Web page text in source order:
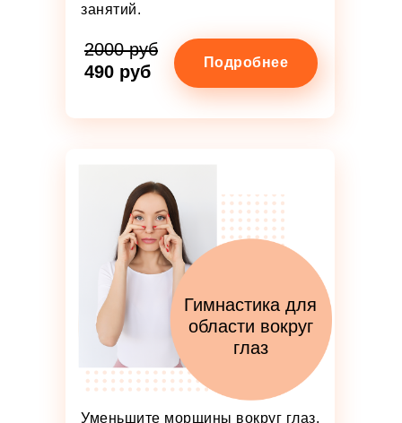
занятий.
Подробнее
Гимнастика для
области вокруг
глаз
Уменьшите морщины вокруг глаз,
2000 руб
490 руб